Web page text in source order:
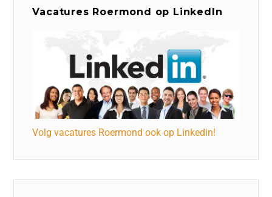
Vacatures Roermond op LinkedIn
Volg vacatures Roermond ook op Linkedin!